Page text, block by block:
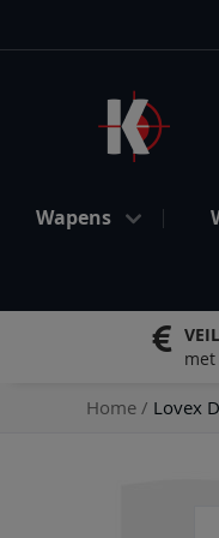
naar
inhoud
Wapens
Home Lovex